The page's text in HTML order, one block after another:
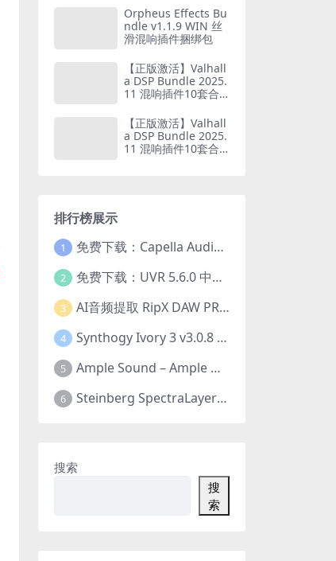
Orpheus Effects Bu
ndle v1.1.9 WIN 丝
滑混响插件捆绑包
【正版激活】Valhall
a DSP Bundle 2025.
11 混响插件10套合
roTools软件
【正版激活】Valhall
a DSP Bundle 2025.
11 混响插件10套合
排行榜展示
1 免费下载：Capella Audio2score Pro v5.0 AI音频转乐谱扒谱软件 WIN+MAC
2 免费下载：UVR 5.6.0 中文版 最强AI人声伴奏分离工具+22GB完整扩展模型包 Ultimate Vocal Remover v5.6.0
3 AI音频提取 RipX DAW PRO 7.1.1 WIN 中文汉化版 人声乐器提取分离伴奏制作 仅支持WIN系统
4 Synthogy Ivory 3 v3.0.8 WIN版 极品象牙钢琴3 音源插件 含音色库扩展 仅支持WIN系统
5 Ample Sound – Ample Guitar & Bass v4.0.1版 吉他贝司 全新四代 全套26把 支持WIN+MAC
6 Steinberg SpectraLayers Pro v12.0.40 光谱层12 官方中文版 人声乐器提取软件 WIN+MAC
搜索
搜
索